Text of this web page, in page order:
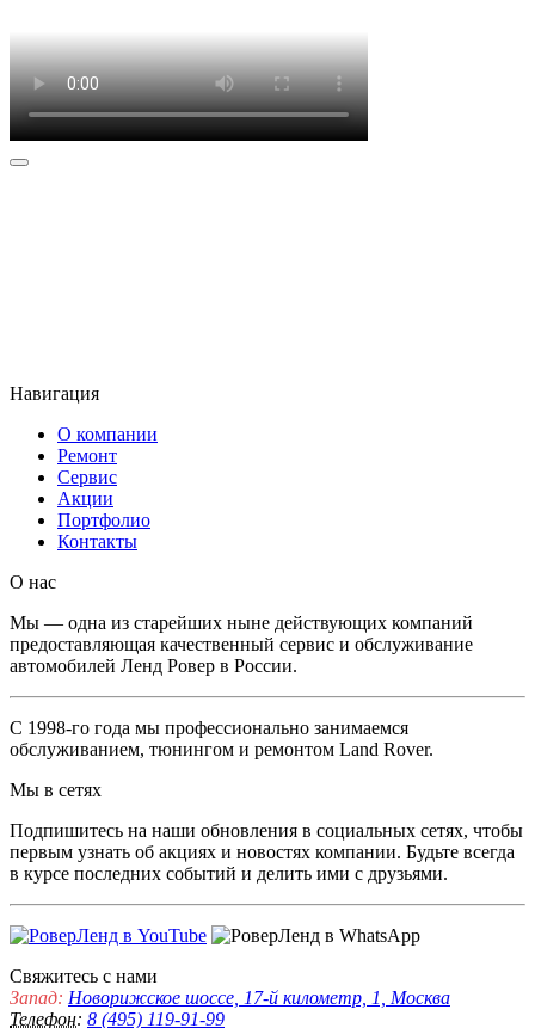
Навигация
О компании
Ремонт
Сервис
Акции
Портфолио
Контакты
O нас
Мы — одна из старейших ныне действующих компаний
предоставляющая качественный сервис и обслуживание
автомобилей Ленд Ровер в России.
С 1998-го года мы профессионально занимаемся
обслуживанием, тюнингом и ремонтом Land Rover.
Мы в сетях
Подпишитесь на наши обновления в социальных сетях, чтобы
первым узнать об акциях и новостях компании. Будьте всегда
в курсе последних событий и делить ими с друзьями.
Свяжитесь с нами
Запад: Новорижское шоссе, 17-й километр, 1, Москва
Телефон: 8 (495) 119-91-99